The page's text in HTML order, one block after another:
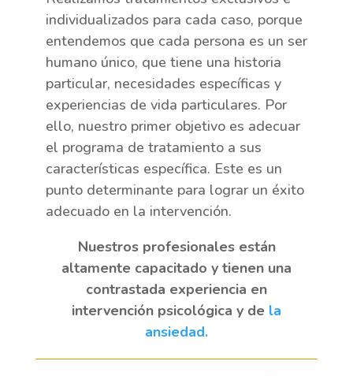
individualizados para cada caso, porque
entendemos que cada persona es un ser
humano único, que tiene una historia
particular, necesidades específicas y
experiencias de vida particulares. Por
ello, nuestro primer objetivo es adecuar
el programa de tratamiento a sus
características específica. Este es un
punto determinante para lograr un éxito
adecuado en la intervención.
Nuestros profesionales están
altamente capacitado y tienen una
contrastada experiencia en
intervención psicológica y de la
ansiedad.